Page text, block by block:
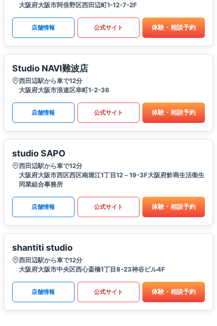
大阪府大阪市阿倍野区西田辺町1-12-7-2F
店舗情報 公式サイト 体験・相談予約
Studio NAVI難波店
西田辺駅から車で12分
大阪府大阪市浪速区幸町1-2-36
店舗情報 公式サイト 体験・相談予約
studio SAPO
西田辺駅から車で12分
大阪府大阪市西区西区南堀江1丁目12－19-3F大阪府鮓商生活衛生
同業組合事務所
店舗情報 公式サイト 体験・相談予約
shantiti studio
西田辺駅から車で12分
大阪府大阪市中央区西心斎橋1丁目8-23神谷ビル4F
店舗情報 公式サイト 体験・相談予約